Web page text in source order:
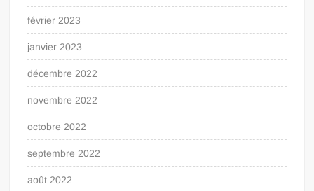
février 2023
janvier 2023
décembre 2022
novembre 2022
octobre 2022
septembre 2022
août 2022